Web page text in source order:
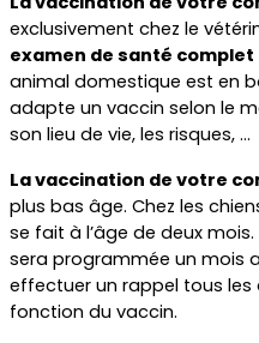
examen de santé complet
animal domestique est en
adapte un vaccin selon le
son lieu de vie, les risques, …
La vaccination de votre
plus bas âge. Chez les
se fait à l’âge de deux
sera programmée un mois
effectuer un rappel tous les
fonction du vaccin.